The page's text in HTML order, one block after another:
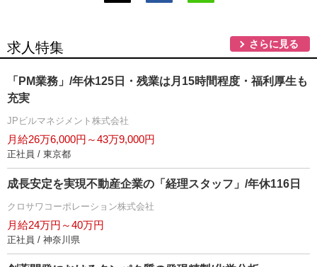
求人特集 さらに見る
「PM業務」/年休125日・残業は月15時間程度・福利厚生も
充実
JPビルマネジメント株式会社
月給26万6,000円～43万9,000円
正社員 / 東京都
成長安定を実現不動産企業の「経理スタッフ」/年休116日
クロサワコーポレーション株式会社
月給24万円～40万円
正社員 / 神奈川県